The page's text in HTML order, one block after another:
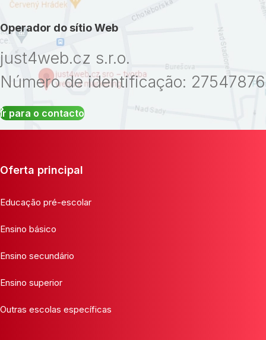
Operador do sítio Web
just4web.cz s.r.o.
Número de identificação: 27547876
Ir para o contacto
Oferta principal
Educação pré-escolar
Ensino básico
Ensino secundário
Ensino superior
Outras escolas específicas